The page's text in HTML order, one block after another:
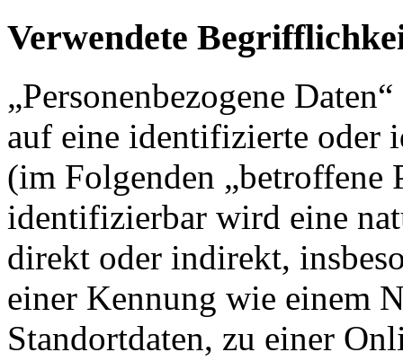
Verwendete
„Personenbezogene
auf eine identifizierte oder
(im Folgenden „betroffene
identifizierbar wird eine
direkt oder indirekt,
einer Kennung wie einem
Standortdaten, zu einer